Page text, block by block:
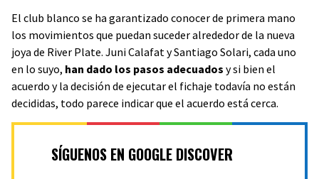
El club blanco se ha garantizado conocer de primera mano
los movimientos que puedan suceder alrededor de la nueva
joya de River Plate. Juni Calafat y Santiago Solari, cada uno
en lo suyo, han dado los pasos adecuados y si bien el
acuerdo y la decisión de ejecutar el fichaje todavía no están
decididas, todo parece indicar que el acuerdo está cerca.
SÍGUENOS EN GOOGLE DISCOVER